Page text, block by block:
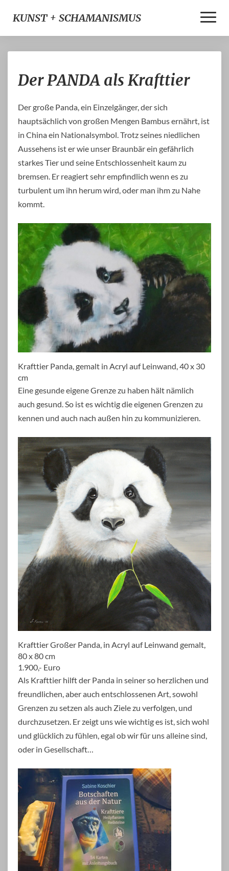
Toggle
KUNST + SCHAMANISMUS
PANDA
als
Der PANDA als Krafttier
Der große Panda, ein Einzelgänger, der sich
hauptsächlich von großen Mengen Bambus ernährt, ist
in China ein Nationalsymbol. Trotz seines niedlichen
Aussehens ist er wie unser Braunbär ein gefährlich
starkes Tier und seine Entschlossenheit kaum zu
bremsen. Er reagiert sehr empfindlich wenn es zu
turbulent um ihn herum wird, oder man ihm zu Nahe
kommt.
Krafttier Panda, gemalt in Acryl auf Leinwand, 40 x 30
cm
Eine gesunde eigene Grenze zu haben hält nämlich
auch gesund. So ist es wichtig die eigenen Grenzen zu
kennen und auch nach außen hin zu kommunizieren.
Krafttier Großer Panda, in Acryl auf Leinwand gemalt,
80 x 80 cm
1.900,- Euro
Als Krafttier hilft der Panda in seiner so herzlichen und
freundlichen, aber auch entschlossenen Art, sowohl
Grenzen zu setzen als auch Ziele zu verfolgen, und
durchzusetzen. Er zeigt uns wie wichtig es ist, sich wohl
und glücklich zu fühlen, egal ob wir für uns alleine sind,
oder in Gesellschaft…